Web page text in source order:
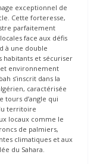
exceptionnel de
Cette forteresse,
parfaitement
face aux défis
à une double
habitants et sécuriser
environnement
s’inscrit dans la
caractérisée
tours d’angle qui
territoire
locaux comme le
de palmiers,
climatiques et aux
du Sahara.